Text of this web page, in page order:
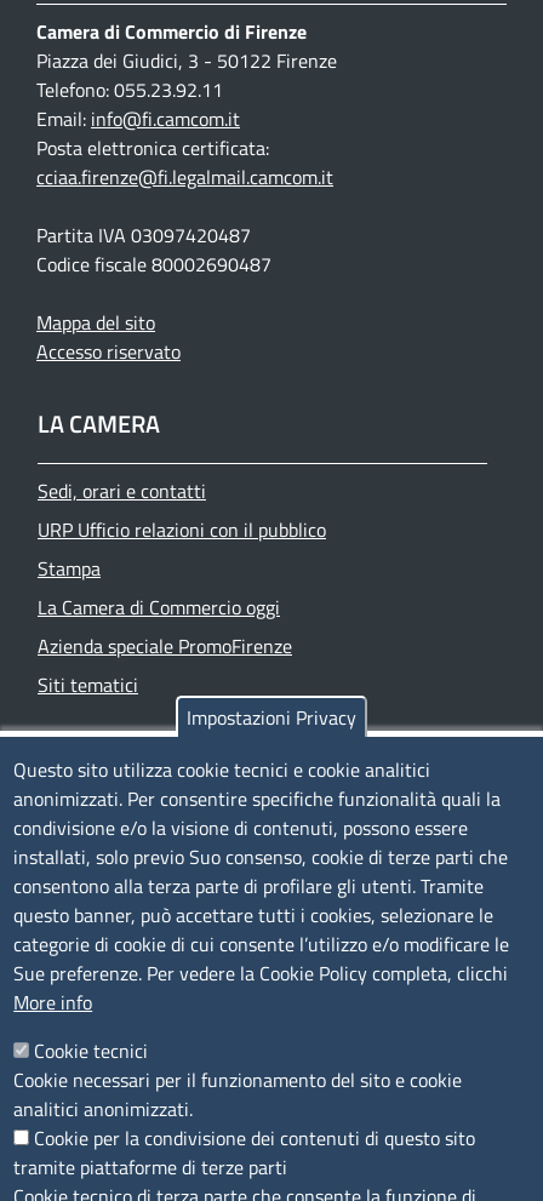
Camera di Commercio di Firenze
Piazza dei Giudici, 3 - 50122 Firenze
Telefono: 055.23.92.11
Email: info@fi.camcom.it
Posta elettronica certificata:
cciaa.firenze@fi.legalmail.camcom.it
Partita IVA 03097420487
Codice fiscale 80002690487
Mappa del sito
Accesso riservato
LA CAMERA
Sedi, orari e contatti
URP Ufficio relazioni con il pubblico
Stampa
La Camera di Commercio oggi
Azienda speciale PromoFirenze
Siti tematici
TRASPARENZA
Albo Online
Amministrazione trasparente
Bandi e concorsi
Segnalazioni Whistleblowing
Accessibilità
IBAN e pagamenti informatici
Informative privacy e cookie
Verifiche PA
Attuazione misure PNRR
Modulistica
Impostazioni Privacy
Questo sito utilizza cookie tecnici e cookie analitici
anonimizzati. Per consentire specifiche funzionalità quali la
condivisione e/o la visione di contenuti, possono essere
installati, solo previo Suo consenso, cookie di terze parti che
consentono alla terza parte di profilare gli utenti. Tramite
questo banner, può accettare tutti i cookies, selezionare le
categorie di cookie di cui consente l’utilizzo e/o modificare le
Sue preferenze. Per vedere la Cookie Policy completa, clicchi
More info
Cookie tecnici
Cookie necessari per il funzionamento del sito e cookie
analitici anonimizzati.
Cookie per la condivisione dei contenuti di questo sito
tramite piattaforme di terze parti